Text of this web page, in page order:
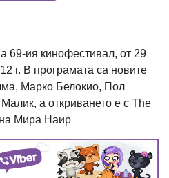
69-ия кинофестивал, от 29
г. В програмата са новите
Марко Белокио, Пол
а откриването е с The
Мира Наир